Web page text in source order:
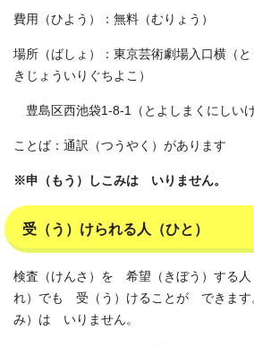
費用（ひよう）：無料（むりょう）
場所（ばしょ）：東京芸術劇場入口横（
きじょういりぐちよこ）
豊島区西池袋1-8-1（とよしまくにしい
ことば：通訳（つうやく）があります
※申（もう）しこみは いりません。
受（う）けられる人（ひと）
検査（けんさ）を 希望（きぼう）する
れ）でも 受（う）けることが できます
み）は いりません。